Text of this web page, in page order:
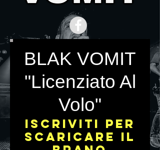
BLAK VOMIT
"Licenziato Al
Volo"
Iscriviti per
scaricare il